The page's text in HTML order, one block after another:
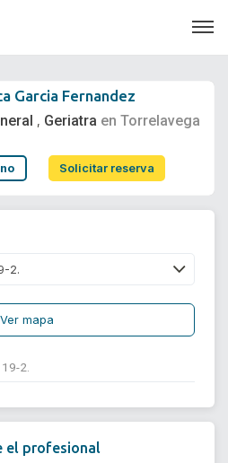
Soporte
Garcia Fernandez
, Geriatra en Torrelavega
Solicitar reserva
Ver mapa
2.
el profesional